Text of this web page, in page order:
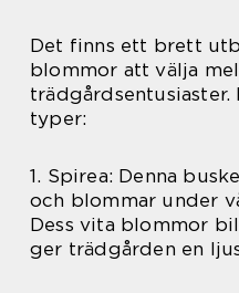
Det finns ett brett
blommor att välja
trädgårdsentusiaster.
typer:
1. Spirea: Denna
och blommar under
Dess vita blommor
ger trädgården en